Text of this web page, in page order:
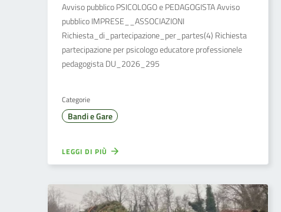
Avviso pubblico PSICOLOGO e PEDAGOGISTA Avviso
pubblico IMPRESE__ASSOCIAZIONI
Richiesta_di_partecipazione_per_partes(4) Richiesta
partecipazione per psicologo educatore professionele
pedagogista DU_2026_295
Categorie
Bandi e Gare
LEGGI DI PIÙ